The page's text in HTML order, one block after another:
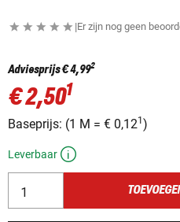
|Er zijn nog geen
Adviesprijs€ 4,992
€ 2,501
Baseprijs: (1 M = € 0,121 )
Leverbaar